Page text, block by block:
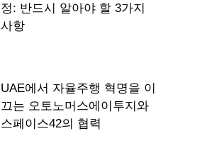
정: 반드시 알아야 할 3가지
사항
UAE에서 자율주행 혁명을 이
끄는 오토노머스에이투지와
스페이스42의 협력